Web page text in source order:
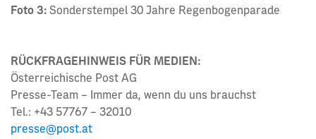
Foto 3: Sonderstempel 30 Jahre Regenbogenparade
RÜCKFRAGEHINWEIS FÜR MEDIEN:
Österreichische Post AG
Presse-Team – Immer da, wenn du uns brauchst
Tel.: +43 57767 – 32010
presse@post.at